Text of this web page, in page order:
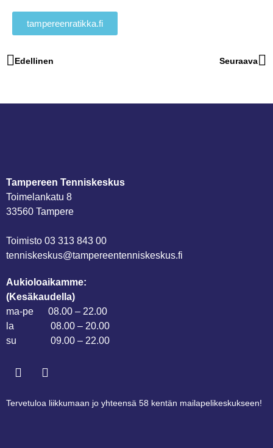
tampereenratikka.fi
Edellinen Seuraava
Tampereen Tenniskeskus
Toimelankatu 8
33560 Tampere
Toimisto 03 313 843 00
tenniskeskus@tampereen­tenniskeskus.fi
Aukioloaikamme:
(Kesäkaudella)
ma-pe 08.00 – 22.00
la 08.00 – 20.00
su 09.00 – 22.00
Tervetuloa liikkumaan jo yhteensä 58 kentän mailapelikeskukseen!